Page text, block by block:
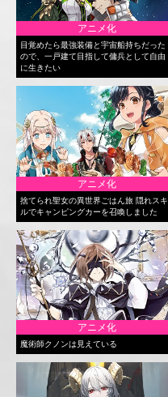
アニメ化
目覚めたら最強装備と宇宙船持ちだった
ので、一戸建て目指して傭兵として自由
に生きたい
アニメ化
捨てられ聖女の異世界ごはん旅 隠れスキ
ルでキャンピングカーを召喚しました
アニメ化
魔術師クノンは見えている